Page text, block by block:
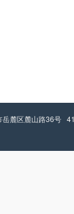
岳麓区麓山路36号